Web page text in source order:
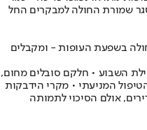
שמורת החולה למבקרים החל
בשפעת העופות - ומקבלים
השבוע • חלקם סובלים מחום,
המניעתי • מקרי הידבקות
אולם הסיכוי לתמותה